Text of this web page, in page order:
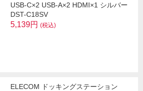
USB-C×2 USB-A×2 HDMI×1 シルバー
DST-C18SV
5,139円 (税込)
ELECOM ドッキングステーション